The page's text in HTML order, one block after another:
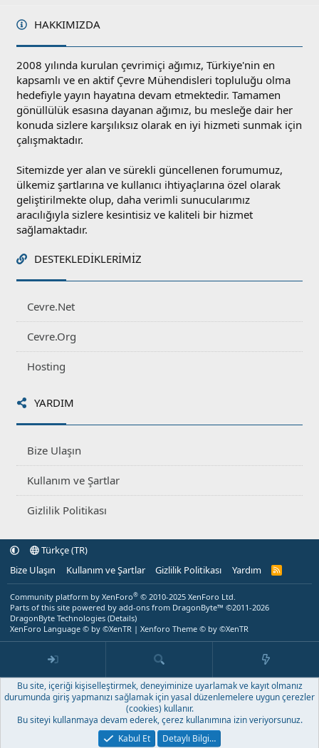
HAKKIMIZDA
2008 yılında kurulan çevrimiçi ağımız, Türkiye'nin en
kapsamlı ve en aktif Çevre Mühendisleri topluluğu olma
hedefiyle yayın hayatına devam etmektedir. Tamamen
gönüllülük esasına dayanan ağımız, bu mesleğe dair her
konuda sizlere karşılıksız olarak en iyi hizmeti sunmak için
çalışmaktadır.
Sitemizde yer alan ve sürekli güncellenen forumumuz,
ülkemiz şartlarına ve kullanıcı ihtiyaçlarına özel olarak
geliştirilmekte olup, daha verimli sunucularımız
aracılığıyla sizlere kesintisiz ve kaliteli bir hizmet
sağlamaktadır.
DESTEKLEDIKLERIMIZ
Cevre.Net
Cevre.Org
Hosting
YARDIM
Bize Ulaşın
Kullanım ve Şartlar
Gizlilik Politikası
Türkçe (TR)
Bize Ulaşın
Kullanım ve Şartlar Gizlilik Politikası Yardım
R
Community platform by XenForo® © 2010-2025 XenForo Ltd.
Parts of this site powered by add-ons from DragonByte™ ©2011-2026
DragonByte Technologies (Details)
XenForo Language © by ©XenTR | Xenforo Theme © by ©XenTR
Bu site, içeriği kişiselleştirmek, deneyiminize uyarlamak ve kayıt olmanız
durumunda giriş yapmanızı sağlamak için yasal düzenlemelere uygun çerezler
(cookies) kullanır.
Bu siteyi kullanmaya devam ederek, çerez kullanımına izin veriyorsunuz.
Kabul Et
Detaylı Bilgi…